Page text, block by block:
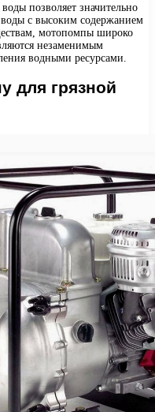
позволяет значительно
воды с высоким содержанием
мотопомпы широко
незаменимым
водными ресурсами.
для грязной